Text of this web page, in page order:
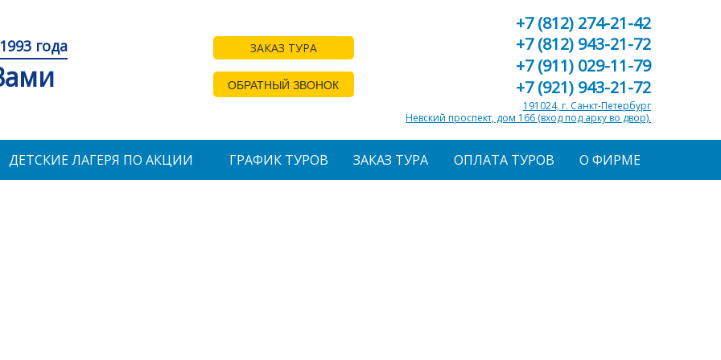
года ЗАКАЗ ТУРА
ОБРАТНЫЙ ЗВОНОК
+7 (812) 274-21-42
+7 (812) 943-21-72
+7 (911) 029-11-79
+7 (921) 943-21-72
191024, г. Санкт-Петербург
Невский проспект, дом 166 (вход под арку во двор).
ДЕТСКИЕ ЛАГЕРЯ ПО АКЦИИ ГРАФИК ТУРОВ ЗАКАЗ ТУРА ОПЛАТА ТУРОВ О ФИРМЕ